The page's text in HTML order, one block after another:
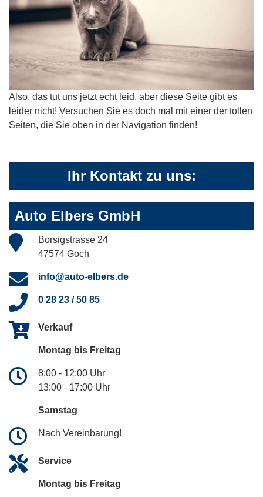
Also, das tut uns jetzt echt leid, aber diese Seite gibt es
leider nicht! Versuchen Sie es doch mal mit einer der tollen
Seiten, die Sie oben in der Navigation finden!
Ihr Kontakt zu uns:
Auto Elbers GmbH
Borsigstrasse 24
47574 Goch
info@auto-elbers.de
0 28 23 / 50 85
Verkauf
Montag bis Freitag
8:00 - 12:00 Uhr
13:00 - 17:00 Uhr
Samstag
Nach Vereinbarung!
Service
Montag bis Freitag